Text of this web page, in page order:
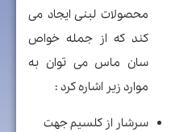
محصولات لبنی ایجاد می
کند که از جمله خواص
سان ماس می توان به
موارد زیر اشاره کرد :
سرشار از کلسیم جهت